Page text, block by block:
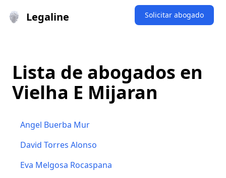
Legaline Solicitar abogado
Lista de abogados en
Vielha E Mijaran
Angel Buerba Mur
David Torres Alonso
Eva Melgosa Rocaspana